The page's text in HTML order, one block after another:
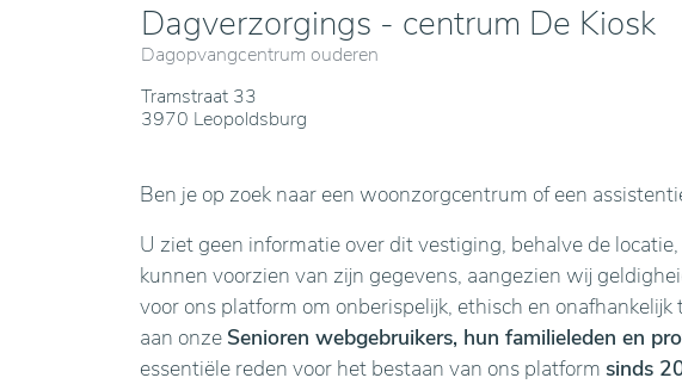
Dagverzorgings - centrum De Kiosk
Dagopvangcentrum ouderen
Tramstraat 33
3970 Leopoldsburg
Ben je op zoek naar een woonzorgcentrum of een
U ziet geen informatie over dit vestiging, behalve de
kunnen voorzien van zijn gegevens, aangezien wij
voor ons platform om onberispelijk, ethisch en
aan onze Senioren webgebruikers, hun familieleden en
essentiële reden voor het bestaan van ons platform sinds